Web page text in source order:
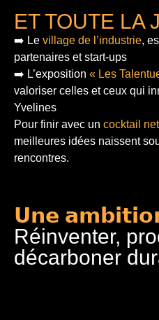
ET TOUTE LA
➡️ Le village de l’industrie,
partenaires et start-ups
➡️ L’exposition « Les
valoriser celles et ceux qui
Yvelines
Pour finir avec un cocktail
meilleures idées naissent
rencontres.
𝗨𝗻𝗲
Réinventer,
décarboner